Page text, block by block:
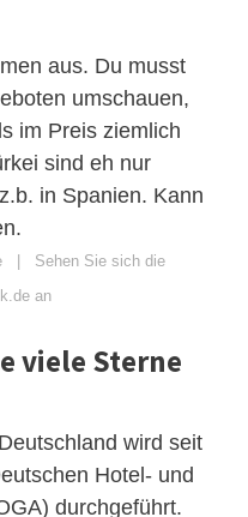
aus. Du musst
umschauen,
im Preis ziemlich
sind eh nur
in Spanien. Kann
| Sehen Sie sich die
an
viele Sterne
wird seit
Hotel- und
durchgeführt.